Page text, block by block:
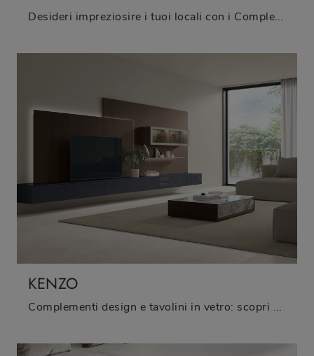
Desideri impreziosire i tuoi locali con i Complementi Tomasella? Eccoti vari modelli di tavolini in gres come Nemo.
KENZO
Complementi design e tavolini in vetro: scopri di più sul modello Kenzo di Tomasella e potrai completare i tuoi locali.